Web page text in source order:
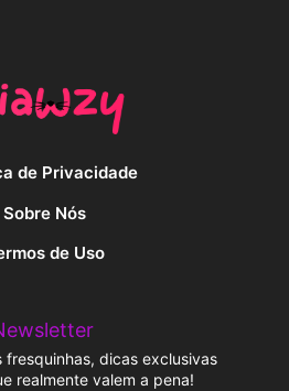
de Privacidade
Sobre Nós
de Uso
fresquinhas, dicas exclusivas
realmente valem a pena!